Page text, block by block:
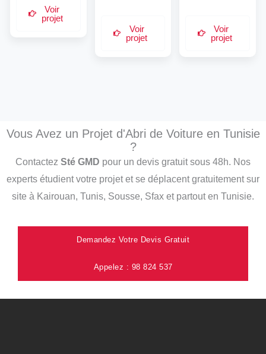
Voir
projet
Voir
projet
Voir
projet
Vous Avez un Projet d'Abri de Voiture en Tunisie
?
Contactez Sté GMD pour un devis gratuit sous 48h. Nos
experts étudient votre projet et se déplacent gratuitement sur
site à Kairouan, Tunis, Sousse, Sfax et partout en Tunisie.
Demandez Votre Devis Gratuit
Appelez : 98 824 537